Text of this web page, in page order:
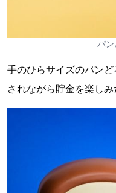
パ
手のひらサイズのパン
されながら貯金を楽しみ